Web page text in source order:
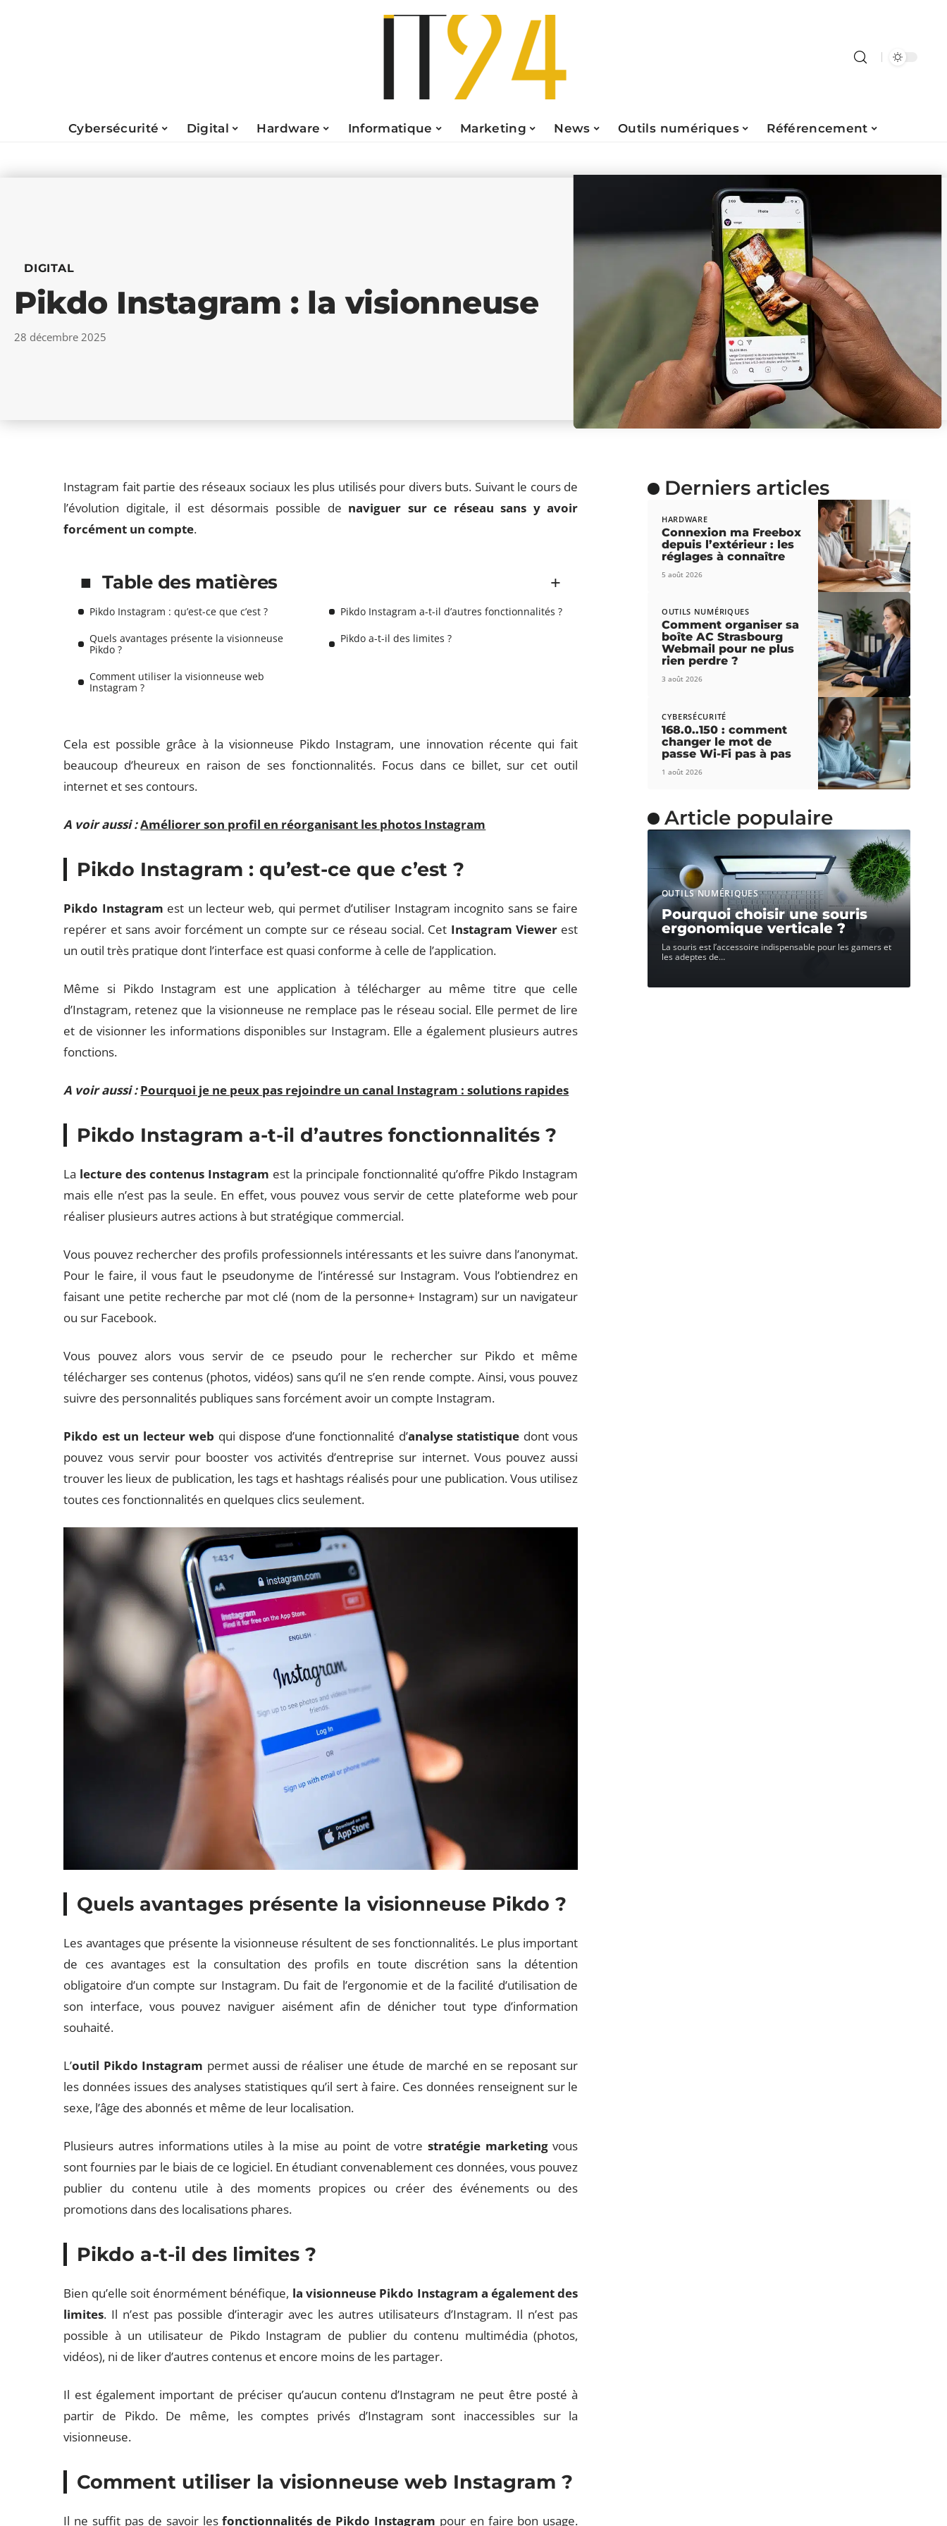
Cybersécurité Digital Hardware Informatique Marketing News Outils numériques Référencement
DIGITAL
Pikdo Instagram : la visionneuse
28 décembre 2025
Instagram fait partie des réseaux sociaux les plus utilisés pour divers buts. Suivant le cours de
l’évolution digitale, il est désormais possible de naviguer sur ce réseau sans y avoir
forcément un compte.
Table des matières
Pikdo Instagram : qu’est-ce que c’est ?
Pikdo Instagram a-t-il d’autres fonctionnalités ?
Quels avantages présente la visionneuse
Pikdo ?
Pikdo a-t-il des limites ?
Comment utiliser la visionneuse web
Instagram ?
Cela est possible grâce à la visionneuse Pikdo Instagram, une innovation récente qui fait
beaucoup d’heureux en raison de ses fonctionnalités. Focus dans ce billet, sur cet outil
internet et ses contours.
A voir aussi :Améliorer son profil en réorganisant les photos Instagram
Pikdo Instagram : qu’est-ce que c’est ?
Pikdo Instagram est un lecteur web, qui permet d’utiliser Instagram incognito sans se faire
repérer et sans avoir forcément un compte sur ce réseau social. Cet Instagram Viewer est
un outil très pratique dont l’interface est quasi conforme à celle de l’application.
Même si Pikdo Instagram est une application à télécharger au même titre que celle
d’Instagram, retenez que la visionneuse ne remplace pas le réseau social. Elle permet de lire
et de visionner les informations disponibles sur Instagram. Elle a également plusieurs autres
fonctions.
A voir aussi : Pourquoi je ne peux pas rejoindre un canal Instagram : solutions rapides
Pikdo Instagram a-t-il d’autres fonctionnalités ?
La lecture des contenus Instagram est la principale fonctionnalité qu’offre Pikdo Instagram
mais elle n’est pas la seule. En effet, vous pouvez vous servir de cette plateforme web pour
réaliser plusieurs autres actions à but stratégique commercial.
Vous pouvez rechercher des profils professionnels intéressants et les suivre dans l’anonymat.
Pour le faire, il vous faut le pseudonyme de l’intéressé sur Instagram. Vous l’obtiendrez en
faisant une petite recherche par mot clé (nom de la personne+ Instagram) sur un navigateur
ou sur Facebook.
Vous pouvez alors vous servir de ce pseudo pour le rechercher sur Pikdo et même
télécharger ses contenus (photos, vidéos) sans qu’il ne s’en rende compte. Ainsi, vous pouvez
suivre des personnalités publiques sans forcément avoir un compte Instagram.
Pikdo est un lecteur web qui dispose d’une fonctionnalité d’analyse statistique dont vous
pouvez vous servir pour booster vos activités d’entreprise sur internet. Vous pouvez aussi
trouver les lieux de publication, les tags et hashtags réalisés pour une publication. Vous utilisez
toutes ces fonctionnalités en quelques clics seulement.
Quels avantages présente la visionneuse Pikdo ?
Les avantages que présente la visionneuse résultent de ses fonctionnalités. Le plus important
de ces avantages est la consultation des profils en toute discrétion sans la détention
obligatoire d’un compte sur Instagram. Du fait de l’ergonomie et de la facilité d’utilisation de
son interface, vous pouvez naviguer aisément afin de dénicher tout type d’information
souhaité.
L’outil Pikdo Instagram permet aussi de réaliser une étude de marché en se reposant sur
les données issues des analyses statistiques qu’il sert à faire. Ces données renseignent sur le
sexe, l’âge des abonnés et même de leur localisation.
Plusieurs autres informations utiles à la mise au point de votre stratégie marketingvous
sont fournies par le biais de ce logiciel. En étudiant convenablement ces données, vous pouvez
publier du contenu utile à des moments propices ou créer des événements ou des
promotions dans des localisations phares.
Pikdo a-t-il des limites ?
Bien qu’elle soit énormément bénéfique, la visionneuse Pikdo Instagram a également des
limites. Il n’est pas possible d’interagir avec les autres utilisateurs d’Instagram. Il n’est pas
possible à un utilisateur de Pikdo Instagram de publier du contenu multimédia (photos,
vidéos), ni de liker d’autres contenus et encore moins de les partager.
Il est également important de préciser qu’aucun contenu d’Instagram ne peut être posté à
partir de Pikdo. De même, les comptes privés d’Instagram sont inaccessibles sur la
visionneuse.
Comment utiliser la visionneuse web Instagram ?
Il ne suffit pas de savoir lesfonctionnalités de Pikdo Instagram pour en faire bon usage.
Derniers articles
HARDWARE
Connexion ma Freebox
depuis l’extérieur : les
réglages à connaître
5 août 2026
OUTILS NUMÉRIQUES
Comment organiser sa
boîte AC Strasbourg
Webmail pour ne plus
rien perdre ?
3 août 2026
CYBERSÉCURITÉ
168.0..150 : comment
changer le mot de
passe Wi-Fi pas à pas
1 août 2026
Article populaire
OUTILS NUMÉRIQUES
Pourquoi choisir une souris
ergonomique verticale ?
La souris est l’accessoire indispensable pour les gamers et
les adeptes de…